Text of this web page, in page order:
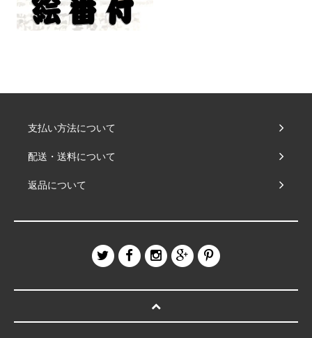
支払い方法について
配送・送料について
返品について